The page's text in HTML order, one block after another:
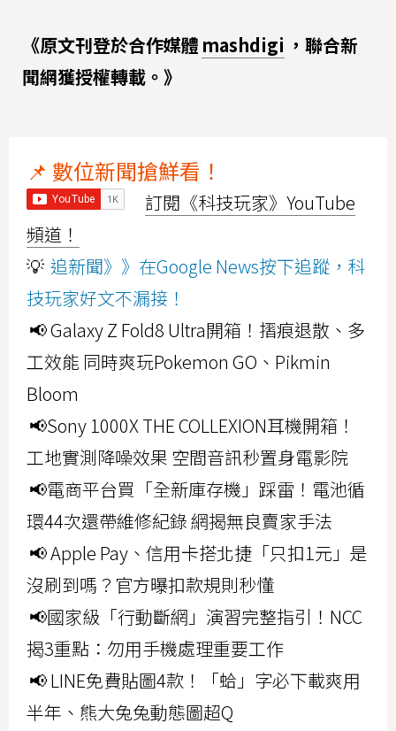
《原文刊登於合作媒體 mashdigi ，聯合新
聞網獲授權轉載。》
📌 數位新聞搶鮮看！
訂閱《科技玩家》YouTube
頻道！
💡 追新聞》》在Google News按下追蹤，科
技玩家好文不漏接！
📢 Galaxy Z Fold8 Ultra開箱！摺痕退散、多
工效能 同時爽玩Pokemon GO、Pikmin
Bloom
📢Sony 1000X THE COLLEXION耳機開箱！
工地實測降噪效果 空間音訊秒置身電影院
📢電商平台買「全新庫存機」踩雷！電池循
環44次還帶維修紀錄 網揭無良賣家手法
📢 Apple Pay、信用卡搭北捷「只扣1元」是
沒刷到嗎？官方曝扣款規則秒懂
📢國家級「行動斷網」演習完整指引！NCC
揭3重點：勿用手機處理重要工作
📢 LINE免費貼圖4款！「蛤」字必下載爽用
半年、熊大兔兔動態圖超Q